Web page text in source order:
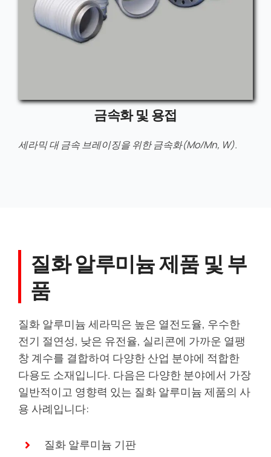
금속화 및 용접
세라믹 대 금속 브레이징을 위한 금속화(Mo/Mn, W).
질화 알루미늄 제품 및 부
품
질화 알루미늄 세라믹은 높은 열전도율, 우수한
전기 절연성, 낮은 유전율, 실리콘에 가까운 열팽
창 계수를 결합하여 다양한 산업 분야에 적합한
다용도 소재입니다. 다음은 다양한 분야에서 가장
일반적이고 영향력 있는 질화 알루미늄 제품의 사
용 사례입니다:
질화 알루미늄 기판